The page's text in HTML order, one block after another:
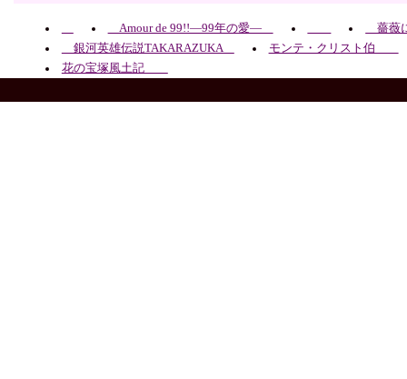
Amour de 99!!―99年の愛―
薔薇
銀河英雄伝説TAKARAZUKA
モンテ・クリスト伯
花の宝塚風土記